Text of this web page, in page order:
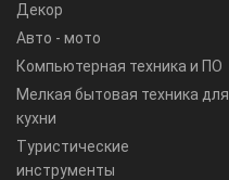
Декор
Авто - мото
Компьютерная техника и ПО
Мелкая бытовая техника для
кухни
Туристические
инструменты